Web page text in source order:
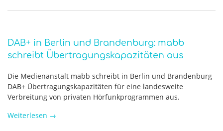
DAB+ in Berlin und Brandenburg: mabb
schreibt Übertragungskapazitäten aus
Die Medienanstalt mabb schreibt in Berlin und Brandenburg
DAB+ Übertragungskapazitäten für eine landesweite
Verbreitung von privaten Hörfunkprogrammen aus.
Weiterlesen →